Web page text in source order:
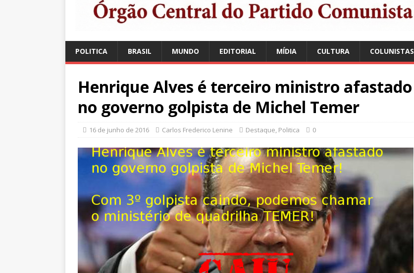
POLITICA BRASIL MUNDO EDITORIAL MÍDIA CULTURA COLUNISTAS
Henrique Alves é terceiro ministro afastado
no governo golpista de Michel Temer
16 de junho de 2016 Carlos Frederico Lenine Destaque, Politica 0